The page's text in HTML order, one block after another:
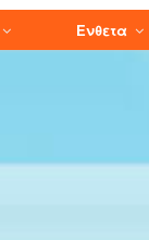
Ενθετα